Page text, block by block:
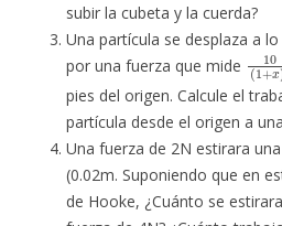
subir la cubeta y la cuerda?
Una partícula se desplaza a
por una fuerza que mide
10(
pies del origen. Calcule el
partícula desde el origen a
Una fuerza de 2N estirara
(0.02m. Suponiendo que en
de Hooke, ¿Cuánto se